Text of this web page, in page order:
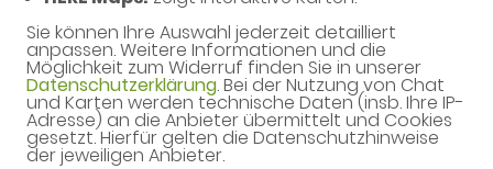
Sie können Ihre Auswahl jederzeit detailliert
anpassen. Weitere Informationen und die
Möglichkeit zum Widerruf finden Sie in unserer
Datenschutzerklärung. Bei der Nutzung von Chat
und Karten werden technische Daten (insb. Ihre IP-
Adresse) an die Anbieter übermittelt und Cookies
gesetzt. Hierfür gelten die Datenschutzhinweise
der jeweiligen Anbieter.
Ihre Daten
Vorname*